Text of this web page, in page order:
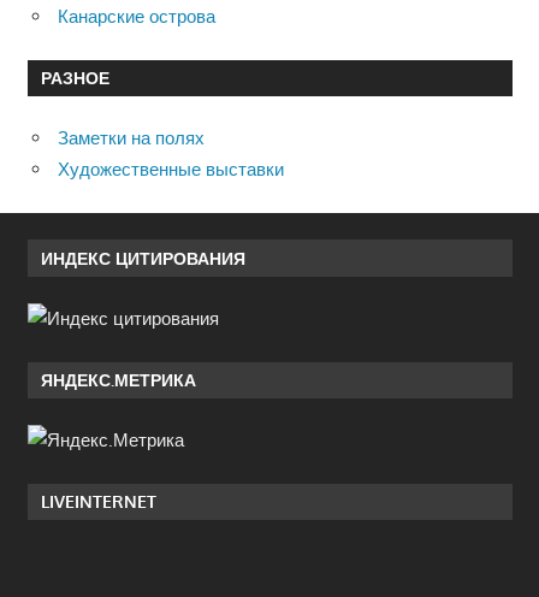
Канарские острова
РАЗНОЕ
Заметки на полях
Художественные выставки
ИНДЕКС ЦИТИРОВАНИЯ
ЯНДЕКС.МЕТРИКА
LIVEINTERNET